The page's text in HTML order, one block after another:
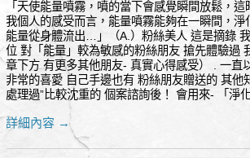
「天使能量噴霧，噴的當下會感覺瞬間放鬆，
我個人的感受而言，能量噴霧能夠在一瞬間，
能量從身體流出…」（A.）粉絲美人 這是摘錄
位 對「能量」較為敏感的粉絲朋友 搶先體驗過
章下方 有更多其他朋友- 真實心得感受） . 一直
非常的喜愛 自己手邊也有 粉絲朋友贈送的 其他
處理過”比較沈重的 個案諮詢後！ 會用來- 「淨
詳細內容 →